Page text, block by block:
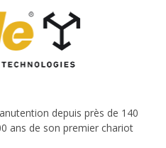
depuis près de 140
ans de son premier chariot